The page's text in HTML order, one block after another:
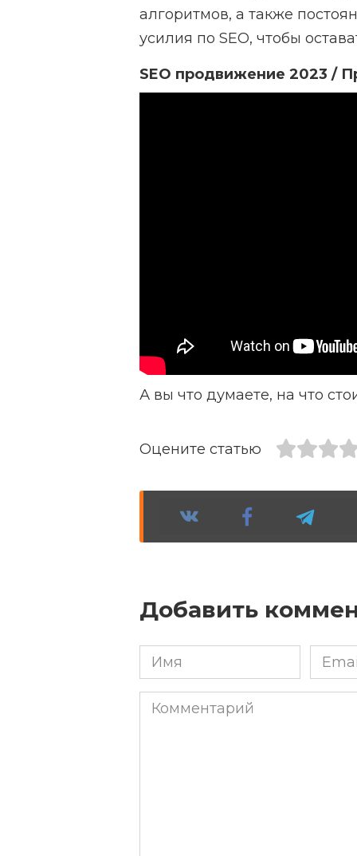
алгоритмов, а также
усилия по SEO, чтобы
SEO продвижение 2023 /
А вы что думаете, на что
Оцените статью
Добавить
Имя
*
Email
*
Комментарий